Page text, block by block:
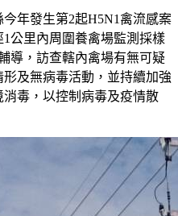
年發生第2起H5N1禽流感案
公里內周圍養禽場監測採樣
導，訪查轄內禽場有無可疑
及無病毒活動，並持續加強
毒，以控制病毒及疫情散